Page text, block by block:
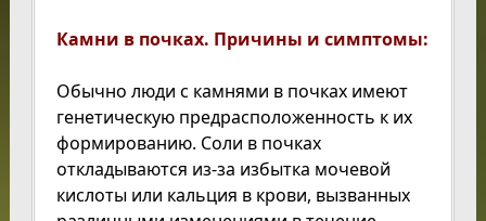
Камни в почках. Причины и симптомы:
Обычно люди с камнями в почках имеют
генетическую предрасположенность к их
формированию. Соли в почках
откладываются из-за избытка мочевой
кислоты или кальция в крови, вызванных